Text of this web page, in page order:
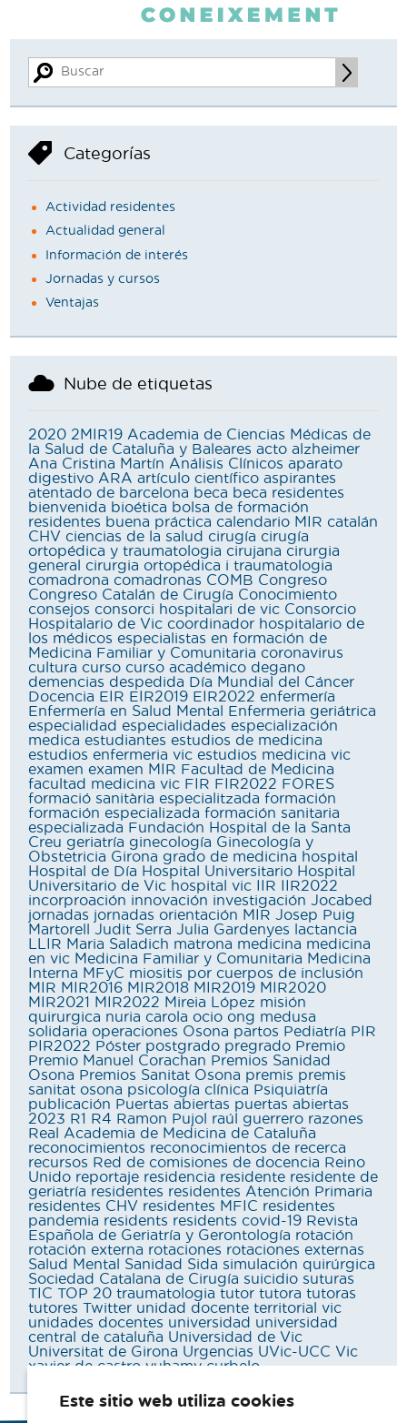
Categorías
Actividad residentes
Actualidad general
Información de interés
Jornadas y cursos
Ventajas
Nube de etiquetas
2020 2MIR19 Academia de Ciencias Médicas de
la Salud de Cataluña y Baleares acto alzheimer
Ana Cristina Martín Análisis Clínicos aparato
digestivo ARA artículo científico aspirantes
atentado de barcelona beca beca residentes
bienvenida bioética bolsa de formación
residentes buena práctica calendario MIR catalán
CHV ciencias de la salud cirugía cirugía
ortopédica y traumatologia cirujana cirurgia
general
cirurgia ortopédica i traumatologia
comadrona comadronas COMB Congreso
Congreso Catalán de Cirugía Conocimiento
consejos consorci hospitalari de vic Consorcio
Hospitalario de Vic coordinador hospitalario de
los médicos especialistas en formación de
Medicina Familiar y Comunitaria coronavirus
cultura curso curso académico degano
demencias despedida Día Mundial del Cáncer
Docencia EIR EIR2019 EIR2022 enfermería
Enfermería en Salud Mental
Enfermeria geriátrica
especialidad especialidades especialización
medica estudiantes estudios de medicina
estudios enfermeria vic estudios medicina vic
examen examen MIR Facultad de Medicina
facultad medicina vic FIR FIR2022 FORES
formació sanitària especialitzada formación
formación especializada formación sanitaria
especializada Fundación Hospital de la Santa
Creu geriatría ginecología Ginecología y
Obstetricia Girona grado de medicina hospital
Hospital de Día Hospital Universitario Hospital
Universitario de Vic hospital vic IIR
IIR2022
incorproación innovación investigación Jocabed
jornadas jornadas orientación MIR Josep Puig
Martorell
Judit Serra Julia Gardenyes
lactancia
LLIR Maria Saladich matrona medicina medicina
en vic Medicina Familiar y Comunitaria Medicina
Interna MFyC miositis por cuerpos de inclusión
MIR MIR2016 MIR2018 MIR2019 MIR2020
MIR2021
MIR2022 Mireia López misión
quirurgica nuria carola ocio ong medusa
solidaria operaciones Osona partos Pediatría PIR
PIR2022 Póster postgrado pregrado Premio
Premio Manuel Corachan Premios Sanidad
Osona Premios Sanitat Osona premis premis
sanitat osona psicología clínica Psiquiatría
publicación Puertas abiertas puertas abiertas
2023 R1 R4 Ramon Pujol raúl guerrero razones
Real Academia de Medicina de Cataluña
reconocimientos reconocimientos de recerca
recursos Red de comisiones de docencia Reino
Unido reportaje residencia residente residente de
geriatría residentes residentes Atención Primaria
residentes CHV residentes MFIC residentes
pandemia residents residents covid-19 Revista
Española de Geriatría y Gerontología rotación
rotación externa rotaciones rotaciones externas
Salud Mental
Sanidad Sida simulación quirúrgica
Sociedad Catalana de Cirugía suicidio suturas
TIC TOP 20 traumatologia tutor tutora tutoras
tutores Twitter unidad docente territorial vic
unidades docentes universidad universidad
central de cataluña Universidad de Vic
Universitat de Girona Urgencias UVic-UCC Vic
xavier de castro yuhamy curbelo
Este sitio web utiliza cookies